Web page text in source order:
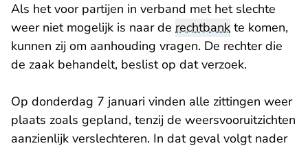
Als het voor partijen in verband met het slechte
weer niet mogelijk is naar de rechtbank te komen,
kunnen zij om aanhouding vragen. De rechter die
de zaak behandelt, beslist op dat verzoek.
Op donderdag 7 januari vinden alle zittingen weer
plaats zoals gepland, tenzij de weersvooruitzichten
aanzienlijk verslechteren. In dat geval volgt nader